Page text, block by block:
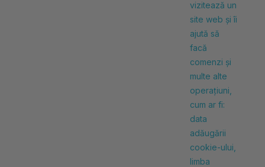
vizitează un
site web și îi
ajută să
facă
comenzi și
multe alte
operațiuni,
cum ar fi:
data
adăugării
cookie-ului,
limba